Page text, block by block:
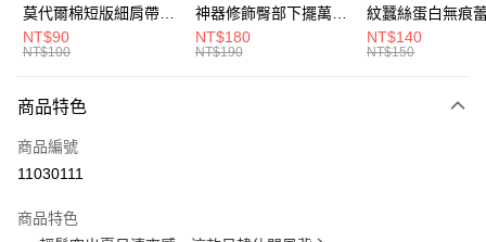
Google Pay
全盈+PAY
大哥付你分期
【大哥付你分期使用說明】
1.本服務由台灣大哥大提供，台灣大哥大用戶可立即使用無須另外申請。
流程，驗證手機門號後，選擇欲分期的期數、繳款截止日，確認付款後即完
成交易。
AFTEE先享後付
【關於「AFTEE先享後付」】
AFTEE先享後付是「在收到商品之後才付款」的支付方式。 讓您購物簡單
ATM付款
莫代爾棉短版細肩帶素
色背心(白.黑.灰L-2L)-
U582眼圈熊中大尺碼
NT$90
NT$100
神器修飾臀部下擺萬用
內搭裙/遮臀裙(黑2L-
6L)-Q155眼圈熊中大
NT$180
NT$190
紋蠶絲蛋白無痕
角內褲(白.粉.藍.
3L)-L28眼圈熊中
NT$140
NT$150
商品特色
商品編號
11030111
商品特色